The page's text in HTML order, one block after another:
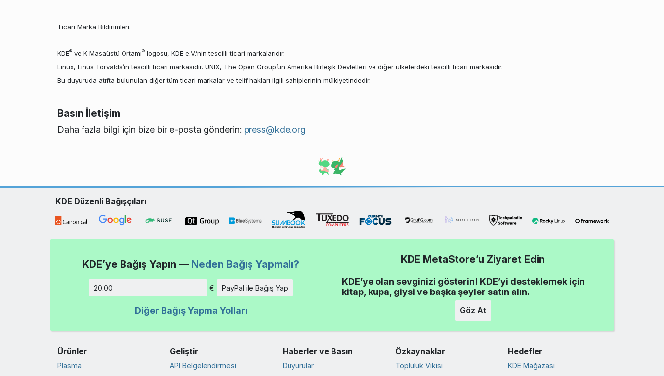
Ticari Marka Bildirimleri.
KDE®ve K Masaüstü Ortamı®logosu, KDE e.V.’nin tescilli ticari markalarıdır.
Linux, Linus Torvalds’ın tescilli ticari markasıdır. UNIX, The Open Group’un Amerika Birleşik Devletleri ve diğer ülkelerdeki tescilli ticari markasıdır.
Bu duyuruda atıfta bulunulan diğer tüm ticari markalar ve telif hakları ilgili sahiplerinin mülkiyetindedir.
Basın İletişim
Daha fazla bilgi için bize bir e-posta gönderin: press@kde.org
KDE Düzenli Bağışçıları
KDE’ye Bağış Yapın — Neden Bağış Yapmalı?
€ PayPal ile Bağış Yap
Diğer Bağış Yapma Yolları
KDE MetaStore’u Ziyaret Edin
KDE’ye olan sevginizi gösterin! KDE’yi desteklemek için
kitap, kupa, giysi ve başka şeyler satın alın.
Göz At
Ürünler
Plasma
Geliştir
API Belgelendirmesi
Haberler ve Basın
Duyurular
Özkaynaklar
Topluluk Vikisi
Hedefler
KDE Mağazası